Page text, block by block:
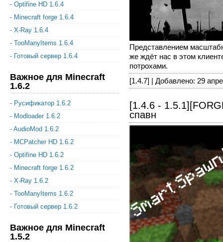
- Optifine HD 1.6.4
- Minecraft forge 1.6.4
- X-Ray 1.6.4
- TooManyItems 1.6.4
- Готовый сервер 1.6.4
Важное для Minecraft
1.6.2
- Русификатор 1.6.2
- Modloader 1.6.2
- AudioMod 1.6.2
- MCPatcher HD 1.6.2
- Optifine HD 1.6.2
- Minecraft forge 1.6.2
- X-Ray 1.6.2
- TooManyItems 1.6.2
- Готовый сервер 1.6.2
Важное для Minecraft
1.5.2
Представлением
же ждёт нас в этом
потрохами.
[1.4.7] | Добавлено: 29
[1.4.6 -
спавн